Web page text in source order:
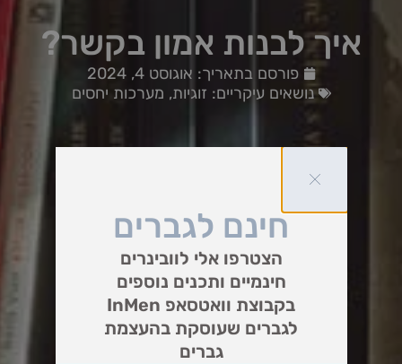
איך לבנות אמון בקשר?
פורסם בתאריך: אוגוסט 4, 2024
נושאים עיקריים: זוגיות, מערכות יחסים
חינם לגברים
הצטרפו אלי לוובינרים
חינמיים ותכנים נוספים
בקבוצת וואטסאפ InMen
לגברים שעוסקת בהעצמת
גברים